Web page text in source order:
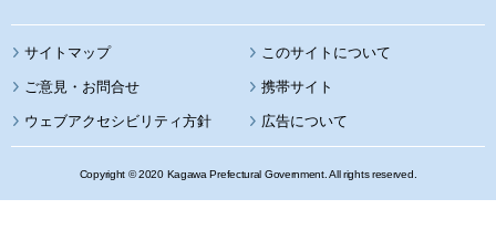
サイトマップ このサイトについて
携帯サイト
ウェブアクセシビリティ方針 広告について
Copyright © 2020 Kagawa Prefectural Government. All rights reserved.